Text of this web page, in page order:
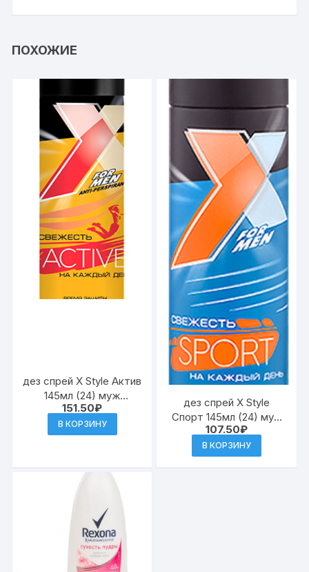
ПОХОЖИЕ
дез спрей X Style Актив
145мл (24) муж
к.5135/15
151.50₽
В КОРЗИНУ
дез спрей X Style
Спорт 145мл (24) муж
к.5132/01
107.50₽
В КОРЗИНУ